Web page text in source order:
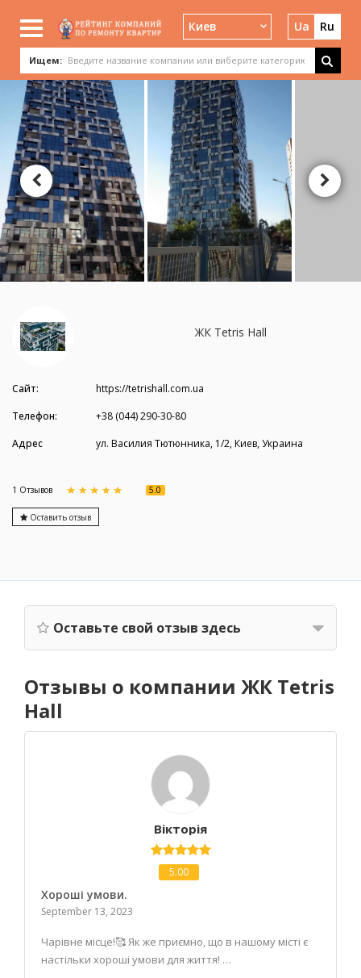
Киев Ua Ru
Ищем:
ЖК Tetris Hall
Сайт:
https://tetrishall.com.ua
Телефон:
+38 (044) 290-30-80
Адрес
ул. Василия Тютюнника, 1/2, Киев, Украина
1 Отзывов 5.0
Оставить отзыв
Оставьте свой отзыв здесь
Отзывы о компании ЖК Tetris
Hall
Вікторія
5.00
Хороші умови.
September 13, 2023
Чарівне місце!🥰 Як же приємно, що в нашому місті є
настільки хороші умови для життя! …